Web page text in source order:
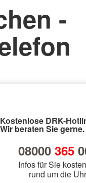
-
Kostenlose DRK-
Wir beraten Sie gerne.
08000 365
Infos für Sie
rund um die Uhr